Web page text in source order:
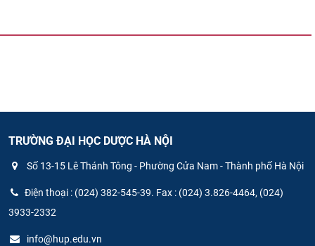
TRƯỜNG ĐẠI HỌC DƯỢC HÀ NỘI
Số 13-15 Lê Thánh Tông - Phường Cửa Nam - Thành phố Hà Nội
Điện thoại : (024) 382-545-39. Fax : (024) 3.826-4464, (024)
3933-2332
info@hup.edu.vn